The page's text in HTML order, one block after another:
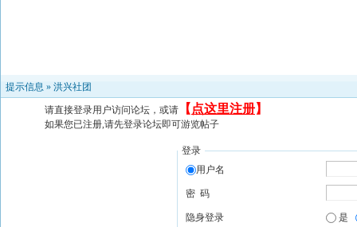
提示信息 » 洪兴社团
请直接登录用户访问论坛，或请 【 点这里注册】
如果您已注册,请先登录论坛即可游览帖子
登录
用户名
密 码
隐身登录 是